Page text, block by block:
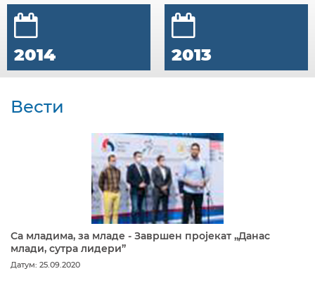
2014 2013
Вести
Са младима, за младе - Завршен пројекат „Данас
млади, сутра лидери”
Датум: 25.09.2020